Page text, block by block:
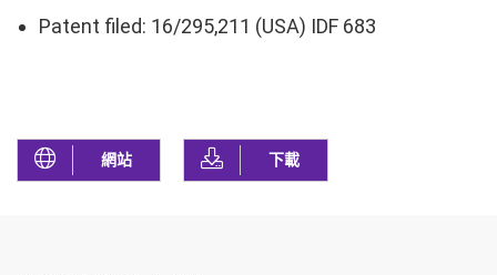
Patent filed: 16/295,211 (USA) IDF 683
網站 下載